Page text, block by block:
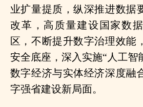
业扩量提质，纵深推进数据
改革，高质量建设国家数
区，不断提升数字治理效能
安全底座，深入实施“人工智
数字经济与实体经济深度融
字强省建设新局面。